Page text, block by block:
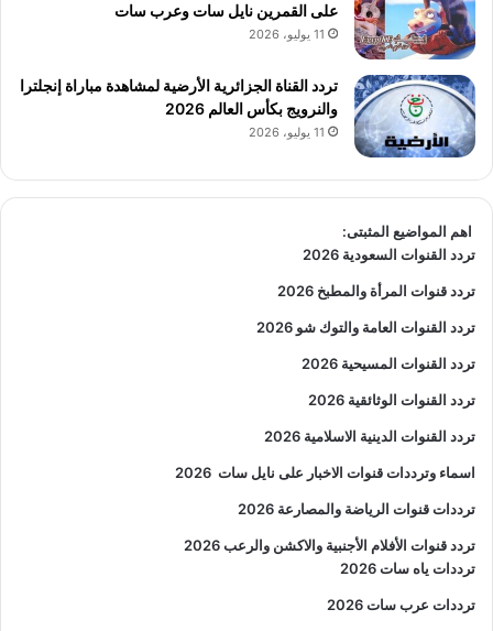
على القمرين نايل سات وعرب سات
11 يوليو، 2026
تردد القناة الجزائرية الأرضية لمشاهدة مباراة إنجلترا
والنرويج بكأس العالم 2026
11 يوليو، 2026
اهم المواضيع المثبتى:
تردد القنوات السعودية 2026
تردد قنوات المرأة والمطبخ 2026
تردد القنوات العامة والتوك شو 2026
تردد القنوات المسيحية 2026
تردد القنوات الوثائقية 2026
تردد القنوات الدينية الاسلامية 2026
اسماء وترددات قنوات الاخبار على نايل سات 2026
ترددات قنوات الرياضة والمصارعة 2026
تردد قنوات الأفلام الأجنبية والاكشن والرعب2026
ترددات ياه سات 2026
ترددات عرب سات 2026